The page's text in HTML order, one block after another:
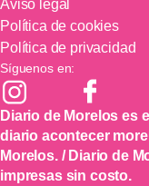
Aviso legal
Política de cookies
Política de privacidad
Síguenos en:
Diario de Morelos es
diario acontecer
Morelos. / Diario de
impresas sin costo.